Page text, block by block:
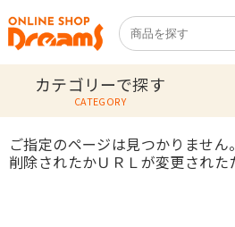
カテゴリーで探す
CATEGORY
ご指定のページは見つかりません。
削除されたかＵＲＬが変更され